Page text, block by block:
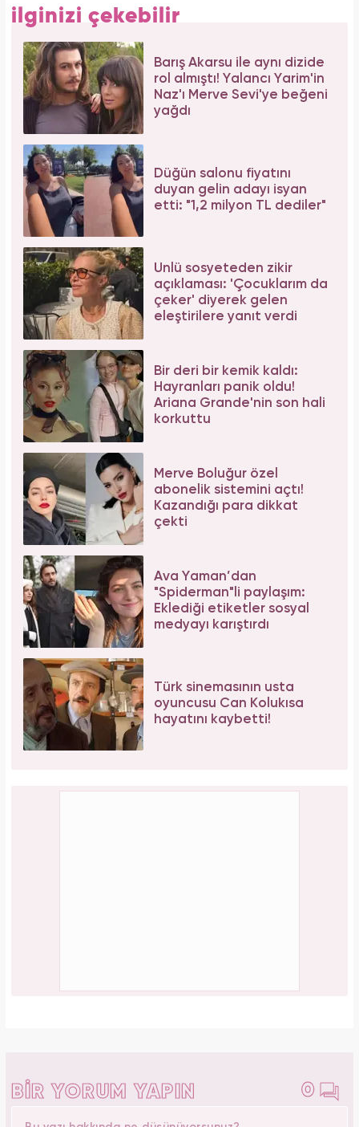
ilginizi çekebilir
Barış Akarsu ile aynı dizide
rol almıştı! Yalancı Yarim'in
Naz'ı Merve Sevi'ye beğeni
yağdı
Düğün salonu fiyatını
duyan gelin adayı isyan
etti: "1,2 milyon TL dediler"
Ünlü sosyeteden zikir
açıklaması: 'Çocuklarım da
çeker' diyerek gelen
eleştirilere yanıt verdi
Bir deri bir kemik kaldı:
Hayranları panik oldu!
Ariana Grande'nin son hali
korkuttu
Merve Boluğur özel
abonelik sistemini açtı!
Kazandığı para dikkat
çekti
Ava Yaman’dan
"Spiderman"li paylaşım:
Eklediği etiketler sosyal
medyayı karıştırdı
Türk sinemasının usta
oyuncusu Can Kolukısa
hayatını kaybetti!
BİR YORUM YAPIN 0